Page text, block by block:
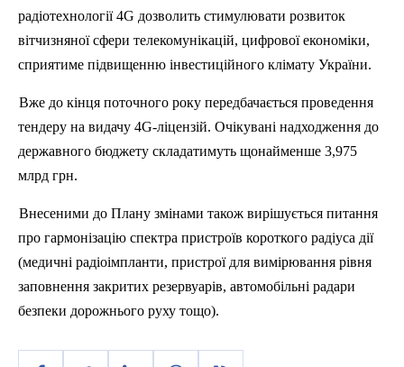
радіотехнології 4G дозволить стимулювати розвиток
вітчизняної сфери телекомунікацій, цифрової економіки,
сприятиме підвищенню інвестиційного клімату України.
Вже до кінця поточного року передбачається проведення
тендеру на видачу 4G-ліцензій. Очікувані надходження до
державного бюджету складатимуть щонайменше 3,975
млрд грн.
Внесеними до Плану змінами також вирішується питання
про гармонізацію спектра пристроїв короткого радіуса дії
(медичні радіоімпланти, пристрої для вимірювання рівня
заповнення закритих резервуарів, автомобільні радари
безпеки дорожнього руху тощо).